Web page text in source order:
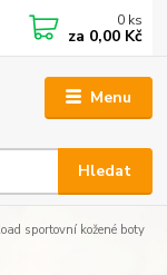
Menu
Hledat
0 ks
za 0,00 Kč
sportovní kožené boty